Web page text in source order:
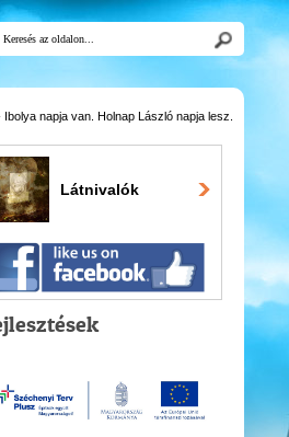
napja van. Holnap László napja lesz.
Látnivalók